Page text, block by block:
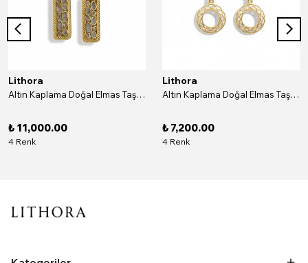
Lithora
Altın Kaplama Doğal Elmas Taşlı Dikdörtgen Gümüş Küpe
₺ 11,000.00
4 Renk
Lithora
Altın Kaplama Doğal Elmas Taşlı Yuvarlak Gümüş Küpe
₺ 7,200.00
4 Renk